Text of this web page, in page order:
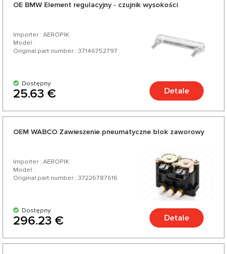
OE BMW Element regulacyjny - czujnik wysokości
Importer : AEROPIK
Model :
Original part number : 37146752797
Dostępny
25.63 € Detale
OEM WABCO Zawieszenie pneumatyczne blok zaworowy
Importer : AEROPIK
Model :
Original part number : 37226787616
Dostępny
296.23 € Detale